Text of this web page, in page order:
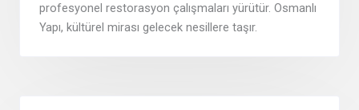
profesyonel restorasyon çalışmaları yürütür. Osmanlı
Yapı, kültürel mirası gelecek nesillere taşır.